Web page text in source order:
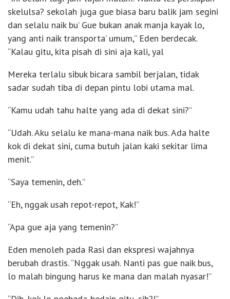
skelulsa? sekolah juga gue biasa baru balik jam segini
dan selalu naik bu’ Gue bukan anak manja kayak lo,
yang anti naik transporta’ umum,” Eden berdecak.
“Kalau gitu, kita pisah di sini aja kali, yal
Mereka terlalu sibuk bicara sambil berjalan, tidak
sadar sudah tiba di depan pintu lobi utama mal.
“Kamu udah tahu halte yang ada di dekat sini?”
“Udah. Aku selalu ke mana-mana naik bus. Ada halte
kok di dekat sini, cuma butuh jalan kaki sekitar lima
menit.”
“Saya temenin, deh.”
“Eh, nggak usah repot-repot, Kak!”
“Apa gue aja yang temenin?”
Eden menoleh pada Rasi dan ekspresi wajahnya
berubah drastis. “Nggak usah. Nanti pas gue naik bus,
lo malah bingung harus ke mana dan malah nyasar!”